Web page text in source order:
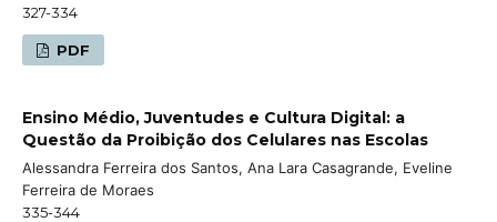
327-334
PDF
Ensino Médio, Juventudes e Cultura Digital: a
Questão da Proibição dos Celulares nas Escolas
Alessandra Ferreira dos Santos, Ana Lara Casagrande, Eveline
Ferreira de Moraes
335-344